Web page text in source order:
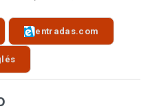
entradas.com